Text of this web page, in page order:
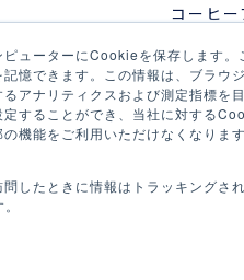
ピューターにCookieを保存します
憶できます。この情報は、ブラ
アナリティクスおよび測定指標
することができ、当社に対する
機能をご利用いただけなくなりま
したときに情報はトラッキング
ストーリー
コーヒ
今日は